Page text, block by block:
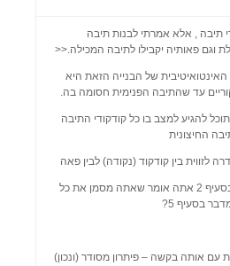
תיבה , אלא אמרתי לבנות תיבה
פאותיה יקבילו לתיבה המכילה.<<
של הבנייה הזאת היא
עד שהתיבה הפנימית חסומה בה.
להגיע למצב בו כל קודקודי התיבה
החיצונית
לזווית בין קודקוד (נקודה) לבין פאה
ובבקשה – פיתרון מסודר. בסעיף 2 אתה אומר שאתה מסמן את כל
בסעיף 5?
אותה בקשה – פיתרון מסודר (ונכון)